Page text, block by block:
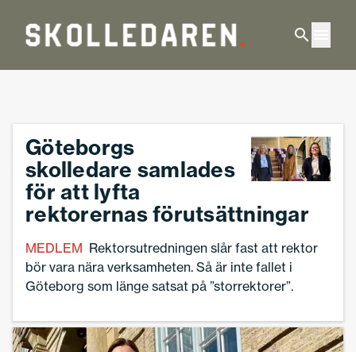
Startsida Skolledaren
Göteborgs
skolledare samlades
för att lyfta
rektorernas förutsättningar
MEDLEM Rektorsutredningen slår fast att rektor
bör vara nära verksamheten. Så är inte fallet i
Göteborg som länge satsat på ”storrektorer”.